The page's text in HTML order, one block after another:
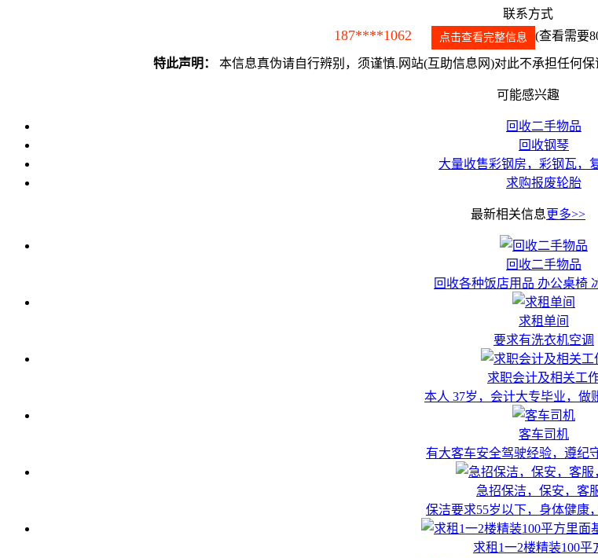
联系方式
187****1062 点击查看完整信息 (查看需要
特此声明： 本信息真伪请自行辨别，须谨慎.网站(互助信息网)对此不承担任何
可能感兴趣
回收二手物品
回收钢琴
大量收售彩钢房，彩钢瓦，
求购报废轮胎
最新相关信息更多>>
回收二手物品
回收各种饭店用品 办公桌椅
求租单间
要求有洗衣机空调
求职会计及相关工
本人 37岁，会计大专毕业，做
客车司机
有大客车安全驾驶经验，遵纪
急招保洁，保安，客
保洁要求55岁以下，身体健康
求租1一2楼精装100平